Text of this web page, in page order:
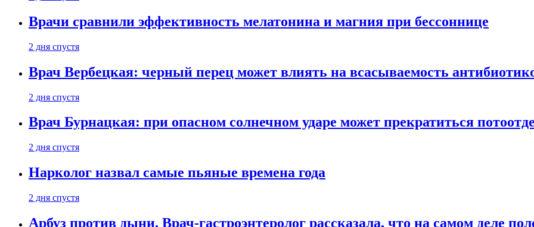
Врачи сравнили эффективность мелатонина и магния при бессоннице
2 дня спустя
Врач Вербецкая: черный перец может влиять на всасываемость
2 дня спустя
Врач Бурнацкая: при опасном солнечном ударе может прекратиться
2 дня спустя
Нарколог назвал самые пьяные времена года
2 дня спустя
Арбуз против дыни. Врач-гастроэнтеролог рассказала, что на самом деле